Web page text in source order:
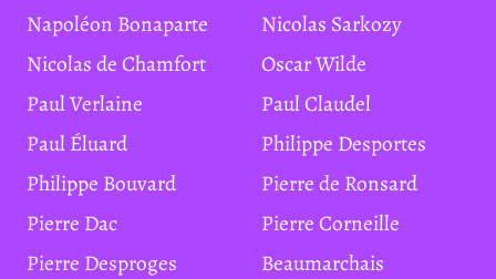
Napoléon Bonaparte
Nicolas Sarkozy
Nicolas de Chamfort
Oscar Wilde
Paul Verlaine
Paul Claudel
Paul Éluard
Philippe Desportes
Philippe Bouvard
Pierre de Ronsard
Pierre Dac
Pierre Corneille
Pierre Desproges
Beaumarchais